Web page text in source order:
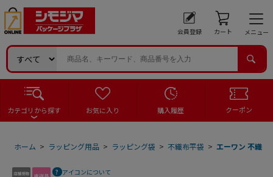
会員登録 カート メニュー
カテゴリから探す お気に入り 購入履歴 クーポン
ホーム > ラッピング用品 > ラッピング袋 > 不織布平袋 > エーワン 不織布
アイコンについて